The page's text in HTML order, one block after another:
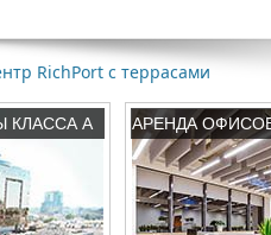
RichPort с террасами
КЛАССА А АРЕНДА